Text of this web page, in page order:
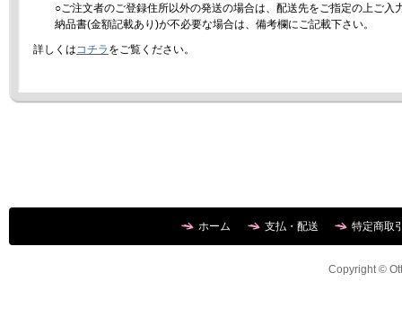
○ご注文者のご登録住所以外の発送の場合は、配送先をご指定の上ご入
納品書(金額記載あり)が不必要な場合は、備考欄にご記載下さい。
詳しくはコチラ をご覧ください。
ホーム 支払・配送 特定商取
Copyright ©